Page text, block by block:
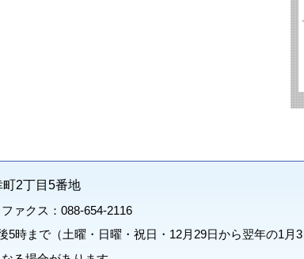
2丁目5番地
ァクス：088-654-2116
5時まで（土曜・日曜・祝日・12月29日から翌年の1月3